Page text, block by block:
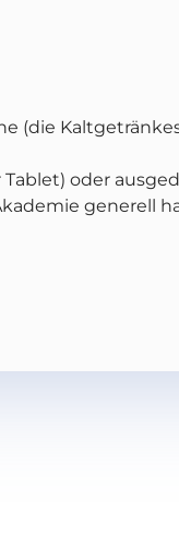
(die
oder
generell